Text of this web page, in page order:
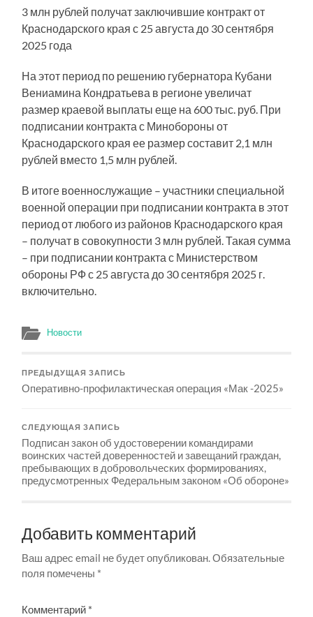
3 млн рублей получат заключившие контракт от
Краснодарского края с 25 августа до 30 сентября
2025 года
На этот период по решению губернатора Кубани
Вениамина Кондратьева в регионе увеличат
размер краевой выплаты еще на 600 тыс. руб. При
подписании контракта с Минобороны от
Краснодарского края ее размер составит 2,1 млн
рублей вместо 1,5 млн рублей.
В итоге военнослужащие – участники специальной
военной операции при подписании контракта в этот
период от любого из районов Краснодарского края
– получат в совокупности 3 млн рублей. Такая сумма
– при подписании контракта с Министерством
обороны РФ с 25 августа до 30 сентября 2025 г.
включительно.
Новости
ПРЕДЫДУЩАЯ ЗАПИСЬ
Оперативно-профилактическая операция «Мак -2025»
СЛЕДУЮЩАЯ ЗАПИСЬ
Подписан закон об удостоверении командирами
воинских частей доверенностей и завещаний граждан,
пребывающих в добровольческих формированиях,
предусмотренных Федеральным законом «Об обороне»
Добавить комментарий
Ваш адрес email не будет опубликован.Обязательные
поля помечены *
Комментарий *